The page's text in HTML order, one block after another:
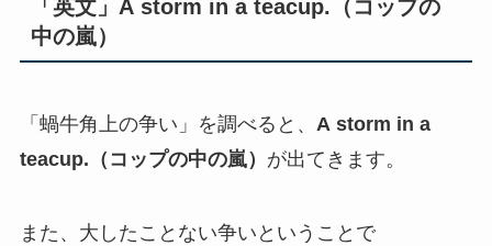
「英文」A storm in a teacup.（コップの
中の嵐）
「蝸牛角上の争い」を調べると、 A storm in a
teacup.（コップの中の嵐） が出てきます。
また、大したことない争いということで